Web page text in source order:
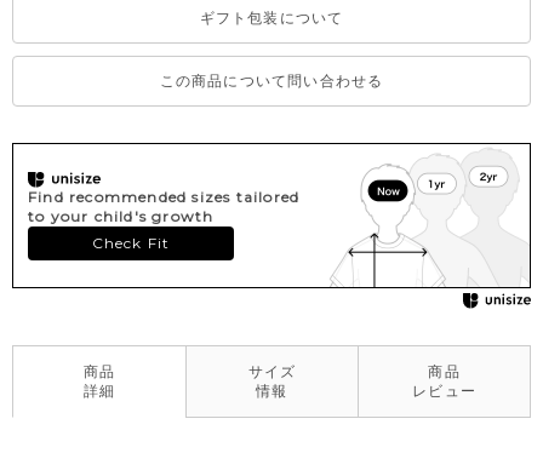
ギフト包装について
この商品について問い合わせる
Find recommended sizes tailored
to your child's growth
Check Fit
商品
詳細
サイズ
情報
商品
レビュー